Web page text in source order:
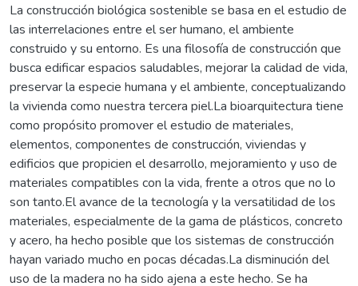
La construcción biológica sostenible se basa en el estudio de
las interrelaciones entre el ser humano, el ambiente
construido y su entorno. Es una filosofía de construcción que
busca edificar espacios saludables, mejorar la calidad de vida,
preservar la especie humana y el ambiente, conceptualizando
la vivienda como nuestra tercera piel.La bioarquitectura tiene
como propósito promover el estudio de materiales,
elementos, componentes de construcción, viviendas y
edificios que propicien el desarrollo, mejoramiento y uso de
materiales compatibles con la vida, frente a otros que no lo
son tanto.El avance de la tecnología y la versatilidad de los
materiales, especialmente de la gama de plásticos, concreto
y acero, ha hecho posible que los sistemas de construcción
hayan variado mucho en pocas décadas.La disminución del
uso de la madera no ha sido ajena a este hecho. Se ha